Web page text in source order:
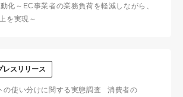
化～EC事業者の業務負荷を軽減しながら、
を実現～
レスリリース
の使い分けに関する実態調査 消費者の